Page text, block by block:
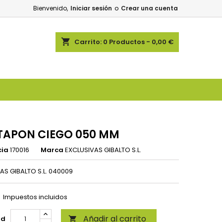
Bienvenido, Iniciar sesión o Crear una cuenta
shopping_cart Carrito: 0 Productos - 0,00 €
CIEGO 050 MM
170016 Marca EXCLUSIVAS GIBALTO S.L.
GIBALTO S.L. 040009
Impuestos incluidos
 Añadir al carrito